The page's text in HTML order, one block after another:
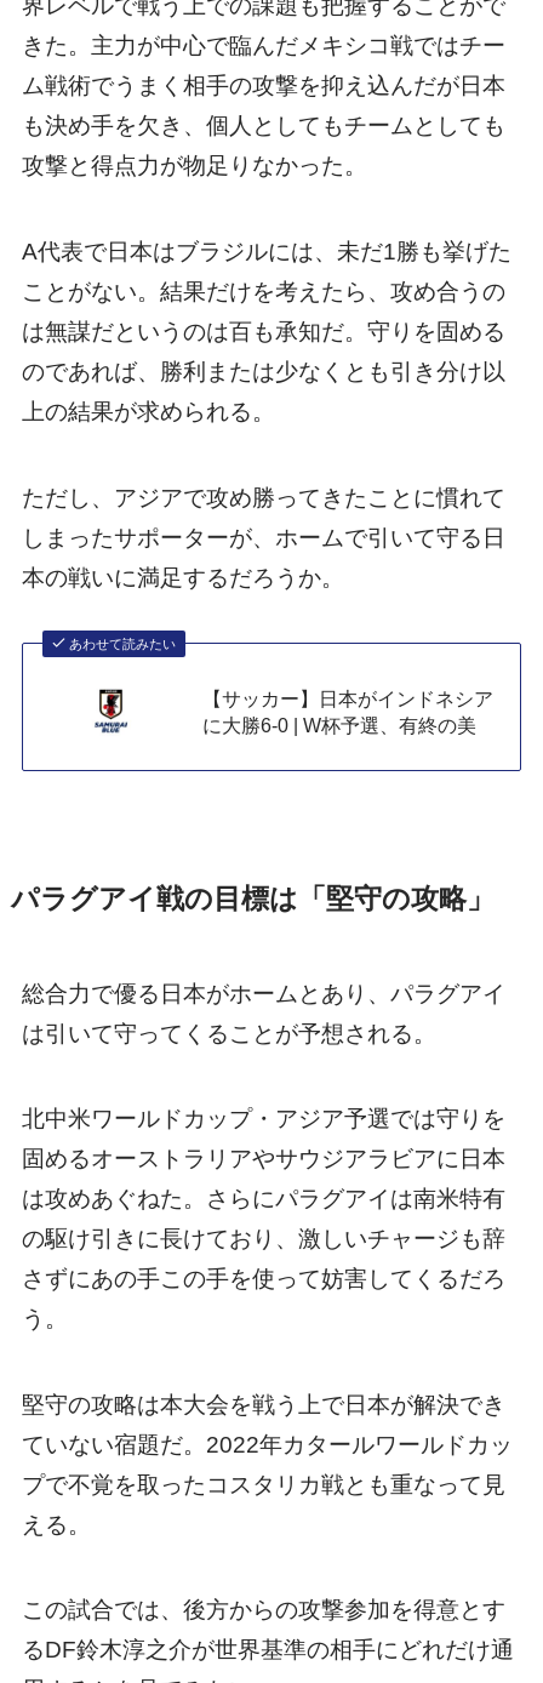
界レベルで戦う上での課題も把握することがで
きた。主力が中心で臨んだメキシコ戦ではチー
ム戦術でうまく相手の攻撃を抑え込んだが日本
も決め手を欠き、個人としてもチームとしても
攻撃と得点力が物足りなかった。
A代表で日本はブラジルには、未だ1勝も挙げた
ことがない。結果だけを考えたら、攻め合うの
は無謀だというのは百も承知だ。守りを固める
のであれば、勝利または少なくとも引き分け以
上の結果が求められる。
ただし、アジアで攻め勝ってきたことに慣れて
しまったサポーターが、ホームで引いて守る日
本の戦いに満足するだろうか。
あわせて読みたい
【サッカー】日本がインドネシア
に大勝6-0 | W杯予選、有終の美
パラグアイ戦の目標は「堅守の攻略」
総合力で優る日本がホームとあり、パラグアイ
は引いて守ってくることが予想される。
北中米ワールドカップ・アジア予選では守りを
固めるオーストラリアやサウジアラビアに日本
は攻めあぐねた。さらにパラグアイは南米特有
の駆け引きに長けており、激しいチャージも辞
さずにあの手この手を使って妨害してくるだろ
う。
堅守の攻略は本大会を戦う上で日本が解決でき
ていない宿題だ。2022年カタールワールドカッ
プで不覚を取ったコスタリカ戦とも重なって見
える。
この試合では、後方からの攻撃参加を得意とす
るDF鈴木淳之介が世界基準の相手にどれだけ通